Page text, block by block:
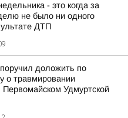
- это когда за
не было ни одного
ДТП
доложить по
о травмировании
Первомайском Удмуртской